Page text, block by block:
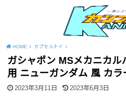
HOME カプセルトイ
ガシャポン MSメカニカル
用 ニューガンダム 風 カ
2023年3月11日 2023年6月3日